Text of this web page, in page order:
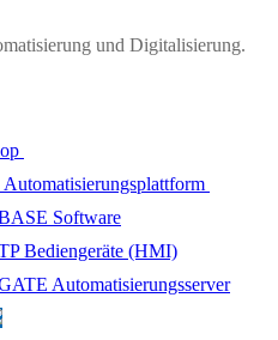
und Digitalisierung.
Software
Bediengeräte (HMI)
Automatisierungsserver